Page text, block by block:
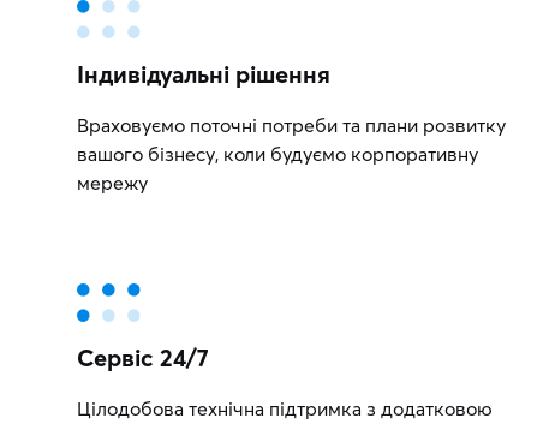
Індивідуальні рішення
Враховуємо поточні потреби та плани розвитку
вашого бізнесу, коли будуємо корпоративну
мережу
Сервіс 24/7
Цілодобова технічна підтримка з додатковою